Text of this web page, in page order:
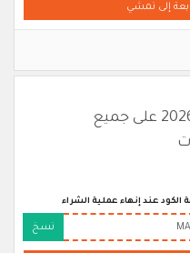
إلى نمشي
كود خصم نمشي 2026 على جميع
الكود عند إنهاء عملية الشراء
نسخ